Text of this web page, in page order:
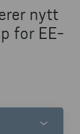
nytt
for EE-